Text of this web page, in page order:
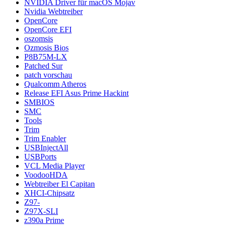
NVIDIA Driver für macOS Mojav
Nvidia Webtreiber
OpenCore
OpenCore EFI
oszomsis
Ozmosis Bios
P8B75M-LX
Patched Sur
patch vorschau
Qualcomm Atheros
Release EFI Asus Prime Hackint
SMBIOS
SMC
Tools
Trim
Trim Enabler
USBInjectAll
USBPorts
VCL Media Player
VoodooHDA
Webtreiber El Capitan
XHCI-Chipsatz
Z97-
Z97X-SLI
z390a Prime